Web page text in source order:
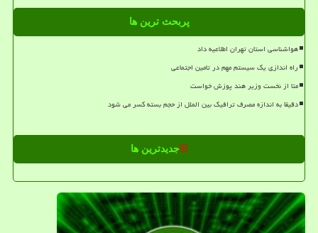
پربحث ترین ها
هواشناسی استان تهران اطلاعیه داد
راه اندازی یک سیستم مهم در تامین اجتماعی
متا از نخست وزیر هند پوزش خواست
دقیقا به اندازه مصرف ترافیک بین الملل از حجم بسته کسر می شود
جدیدترین ها